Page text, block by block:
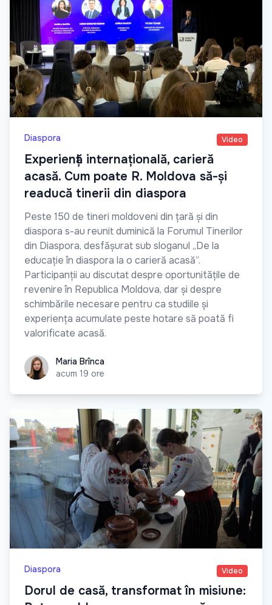
Diaspora Video
Experiență internațională, carieră
acasă. Cum poate R. Moldova să-și
readucă tinerii din diaspora
Peste 150 de tineri moldoveni din țară și din
diaspora s-au reunit duminică la Forumul Tinerilor
din Diaspora, desfășurat sub sloganul „De la
educație în diaspora la o carieră acasă”.
Participanții au discutat despre oportunitățile de
revenire în Republica Moldova, dar și despre
schimbările necesare pentru ca studiile și
experiența acumulate peste hotare să poată fi
valorificate acasă.
Maria BrîncaMaria Brînca
acum 19 ore
Diaspora Video
Dorul de casă, transformat în misiune: